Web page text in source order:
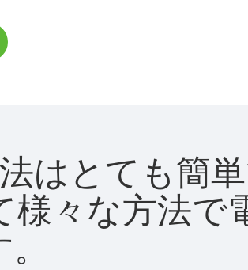
はとても簡単
々な方法で